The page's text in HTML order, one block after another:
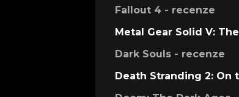
Fallout 4 - recenze
Metal Gear Solid V:
Dark Souls - recenze
Death Stranding 2: On